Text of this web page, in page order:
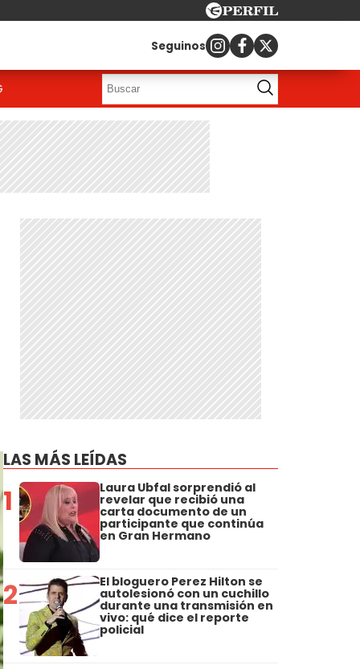
Seguinos
LAS MÁS LEÍDAS
1 Laura Ubfal sorprendió al
revelar que recibió una
carta documento de un
participante que continúa
en Gran Hermano
2 El bloguero Perez Hilton se
autolesionó con un cuchillo
durante una transmisión en
vivo: qué dice el reporte
policial